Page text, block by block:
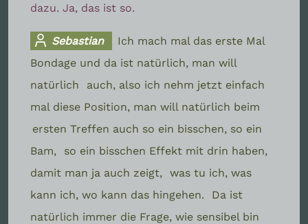
dazu. Ja, das ist so.
Sebastian
Ich mach mal das erste Mal
Bondage und da ist natürlich, man will
natürlich
auch, also ich nehm jetzt einfach
mal diese Position, man will natürlich beim
ersten Treffen auch so ein bisschen, so ein
Bam,
so ein bisschen Effekt mit drin haben,
damit man ja auch zeigt,
was tu ich, was
kann ich, wo kann das hingehen.
Da ist
natürlich immer die Frage, wie sensibel bin